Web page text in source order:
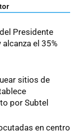
Presidente
el 35%
sitios de
por Subtel
en centro